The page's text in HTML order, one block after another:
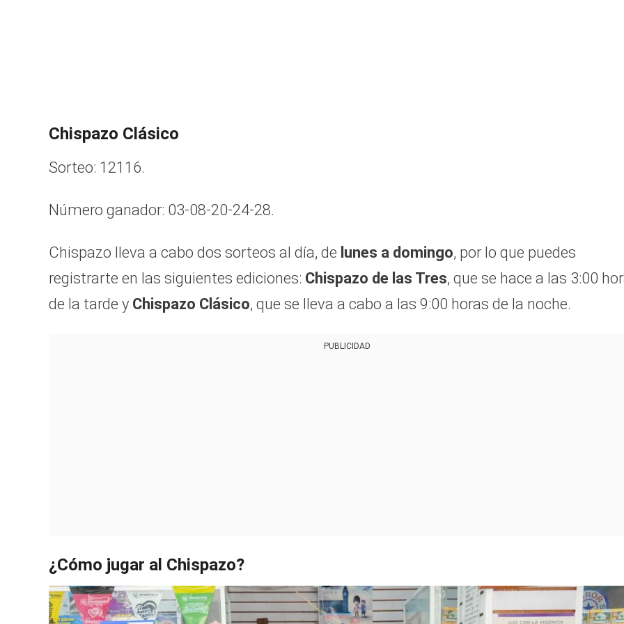
Chispazo Clásico
Sorteo: 12116.
Número ganador: 03-08-20-24-28.
Chispazo lleva a cabo dos sorteos al día, de lunes a domingo, por lo que puedes
registrarte en las siguientes ediciones: Chispazo de las Tres, que se hace a las 3:00
de la tarde y Chispazo Clásico, que se lleva a cabo a las 9:00 horas de la noche.
PUBLICIDAD
¿Cómo jugar al Chispazo?